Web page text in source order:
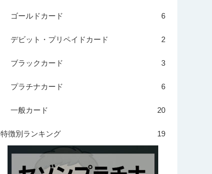
ゴールドカード 6
デビット・プリペイドカード 2
ブラックカード 3
プラチナカード 6
一般カード 20
特徴別ランキング 19